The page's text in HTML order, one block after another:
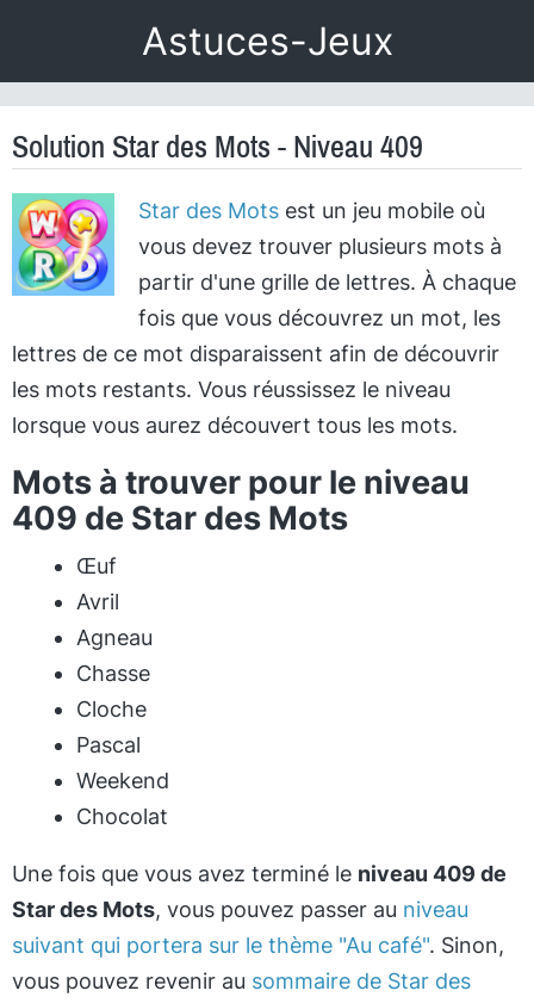
Astuces-Jeux
Solution Star des Mots - Niveau 409
Star des Motsest un jeu mobile où
vous devez trouver plusieurs mots à
partir d'une grille de lettres. À chaque
fois que vous découvrez un mot, les
lettres de ce mot disparaissent afin de découvrir
les mots restants. Vous réussissez le niveau
lorsque vous aurez découvert tous les mots.
Mots à trouver pour le niveau
409 de Star des Mots
Œuf
Avril
Agneau
Chasse
Cloche
Pascal
Weekend
Chocolat
Une fois que vous avez terminé le niveau 409 de
Star des Mots, vous pouvez passer au niveau
suivant qui portera sur le thème "Au café". Sinon,
vous pouvez revenir au sommaire de Star des